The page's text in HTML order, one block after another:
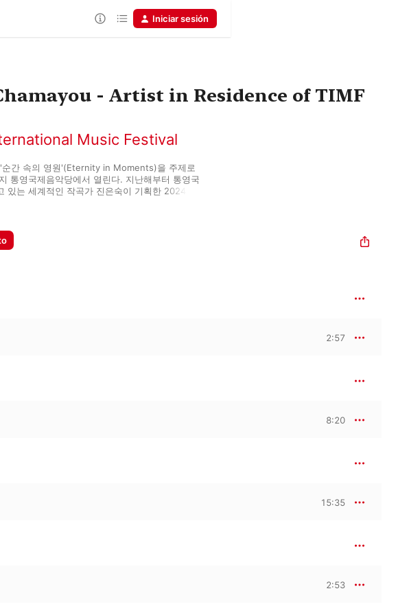
Iniciar sesión
- Artist in Residence of TIMF
Music Festival
간 속의 영원'(Eternity in Moments)을 주제로
통영국제음악당에서 열린다. 지난해부터 통영국
있는 세계적인 작곡가 진은숙이 기획한 2024 통
2:57
8:20
15:35
2:53